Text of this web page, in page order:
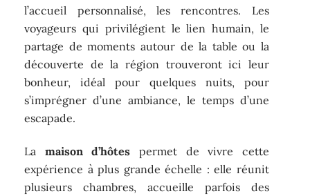
l’accueil personnalisé, les rencontres. Les
voyageurs qui privilégient le lien humain, le
partage de moments autour de la table ou la
découverte de la région trouveront ici leur
bonheur, idéal pour quelques nuits, pour
s’imprégner d’une ambiance, le temps d’une
escapade.
La maison d’hôtes permet de vivre cette
expérience à plus grande échelle : elle réunit
plusieurs chambres, accueille parfois des